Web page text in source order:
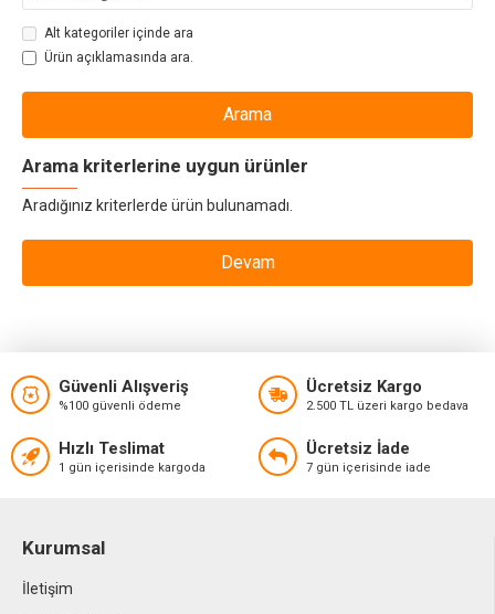
Alt kategoriler içinde ara
Ürün açıklamasında ara.
Arama
Arama kriterlerine uygun ürünler
Aradığınız kriterlerde ürün bulunamadı.
Devam
Güvenli Alışveriş
%100 güvenli ödeme
Ücretsiz Kargo
2.500 TL üzeri kargo bedava
Hızlı Teslimat
1 gün içerisinde kargoda
Ücretsiz İade
7 gün içerisinde iade
Kurumsal
İletişim